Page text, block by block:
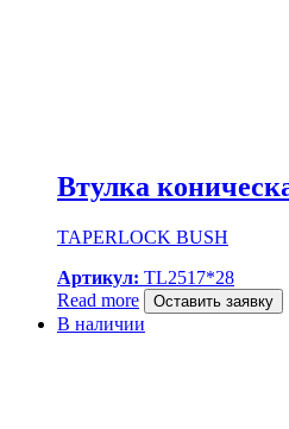
Втулка
TAPERLOCK BUSH
Артикул: TL2517*28
Read more
Оставить заявку
В наличии